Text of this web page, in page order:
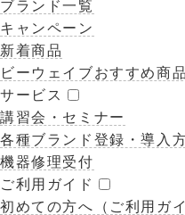
ブランド一覧
キャンペーン
新着商品
ビーウェイブおすすめ商品
サービス
講習会・セミナー
各種ブランド登録・導入
機器修理受付
ご利用ガイド
初めての方へ（ご利用ガイ